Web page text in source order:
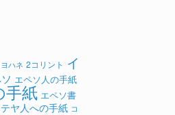
ハネ 2コリント イ
エペソ人の手紙
手紙 エペソ書
ヤ人への手紙 コ